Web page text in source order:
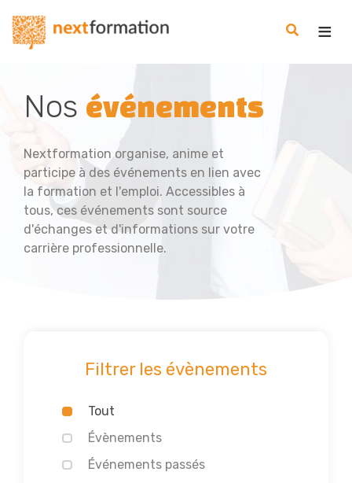
Nextformation
Nos événements
Nextformation organise, anime et
participe à des événements en lien avec
la formation et l'emploi. Accessibles à
tous, ces événements sont source
d'échanges et d'informations sur votre
carrière professionnelle.
Filtrer les évènements
Tout
Évènements
Événements passés